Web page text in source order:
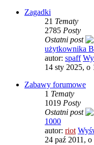
Zagadki
21 Tematy
2785 Posty
Ostatni post
użytkownika
autor: spaff
14 sty 2025, o
Zabawy forumowe
1 Tematy
1019 Posty
Ostatni post
1000
autor: riot
24 paź 2011,